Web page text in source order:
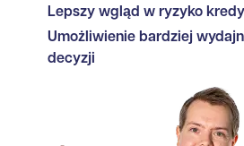
Lepszy wgląd w ryzyko
Umożliwienie bardziej
decyzji